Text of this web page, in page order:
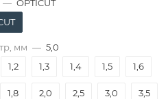
— OPTICUT
мм — 5,0
1,2 1,3 1,4 1,5 1,6
1,8 2,0 2,5 3,0 3,5